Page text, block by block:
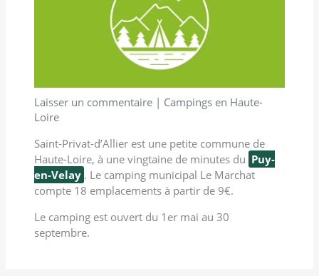
Laisser un commentaire | Campings en Haute-
Loire
Saint-Privat-d’Allier est une petite commune de
Haute-Loire, à une vingtaine de minutes du Puy-
en-Velay . Le camping municipal Le Marchat
compte 18 emplacements à partir de 9€.
Le camping est ouvert du 1er mai au 30
septembre.